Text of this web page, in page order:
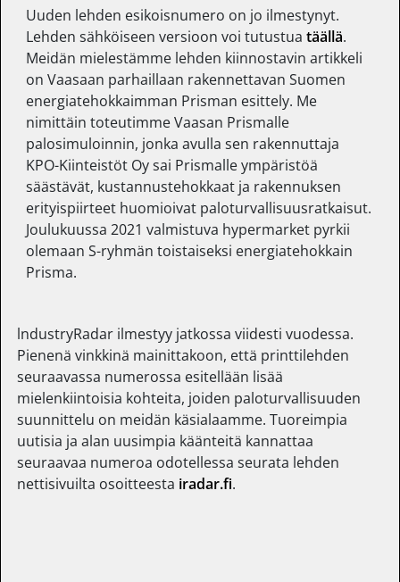
Uuden lehden esikoisnumero on jo ilmestynyt.
Lehden sähköiseen versioon voi tutustuatäällä.
Meidän mielestämme lehden kiinnostavin artikkeli
on Vaasaan parhaillaan rakennettavan Suomen
energiatehokkaimman Prisman esittely. Me
nimittäin toteutimme Vaasan Prismalle
palosimuloinnin, jonka avulla sen rakennuttaja
KPO-Kiinteistöt Oy sai Prismalle ympäristöä
säästävät, kustannustehokkaat ja rakennuksen
erityispiirteet huomioivat paloturvallisuusratkaisut.
Joulukuussa 2021 valmistuva hypermarket pyrkii
olemaan S-ryhmän toistaiseksi energiatehokkain
Prisma.
lndustryRadar ilmestyy jatkossa viidesti vuodessa.
Pienenä vinkkinä mainittakoon, että printtilehden
seuraavassa numerossa esitellään lisää
mielenkiintoisia kohteita, joiden paloturvallisuuden
suunnittelu on meidän käsialaamme. Tuoreimpia
uutisia ja alan uusimpia käänteitä kannattaa
seuraavaa numeroa odotellessa seurata lehden
nettisivuilta osoitteesta iradar.fi.